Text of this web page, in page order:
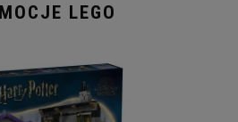
LEGO